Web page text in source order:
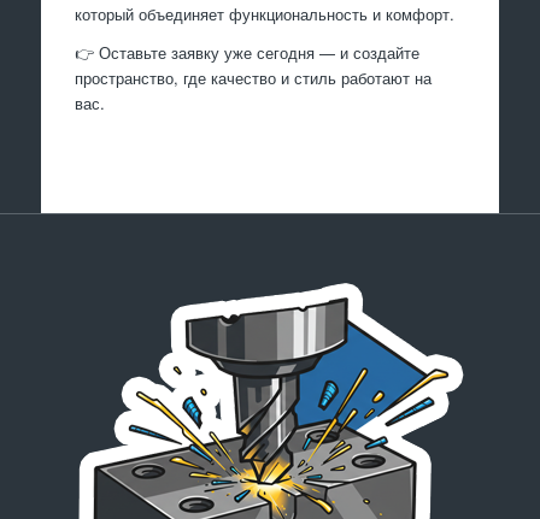
который объединяет функциональность и комфорт.
👉 Оставьте заявку уже сегодня — и создайте
пространство, где качество и стиль работают на
вас.